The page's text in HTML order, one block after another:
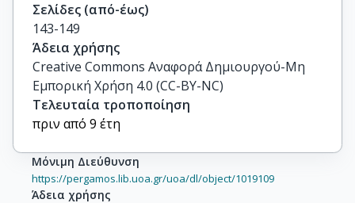
Σελίδες (από-έως)
143-149
Άδεια χρήσης
Creative Commons Αναφορά Δημιουργού-Μη
Εμπορική Χρήση 4.0 (CC-BY-NC)
Τελευταία τροποποίηση
πριν από 9 έτη
Μόνιμη Διεύθυνση
https://pergamos.lib.uoa.gr/uoa/dl/object/1019109
Άδεια χρήσης